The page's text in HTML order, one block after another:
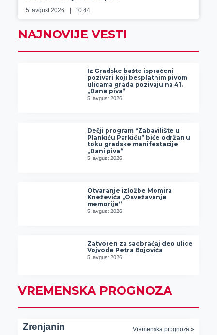
5. avgust 2026. 10:44
NAJNOVIJE VESTI
Iz Gradske bašte ispraćeni
pozivari koji besplatnim pivom
ulicama grada pozivaju na 41.
„Dane piva“
5. avgust 2026.
Dečji program “Zabavilište u
Plankiću Parkiću” biće održan u
toku gradske manifestacije
„Dani piva“
5. avgust 2026.
Otvaranje izložbe Momira
Kneževića „Osvežavanje
memorije“
5. avgust 2026.
Zatvoren za saobraćaj deo ulice
Vojvode Petra Bojovića
5. avgust 2026.
VREMENSKA PROGNOZA